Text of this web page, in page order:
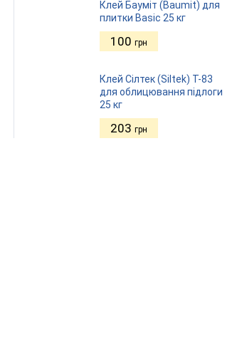
Клей Бауміт (Baumit) для
плитки Basic 25 кг
100 грн
Клей Сілтек (Siltek) Т-83
для облицювання підлоги
25 кг
203 грн